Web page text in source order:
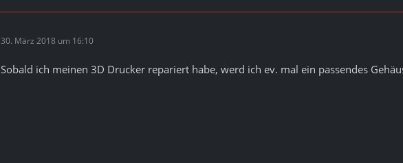
30. März 2018 um 16:10
Sobald ich meinen 3D Drucker repariert habe, werd ich ev. mal ein passendes